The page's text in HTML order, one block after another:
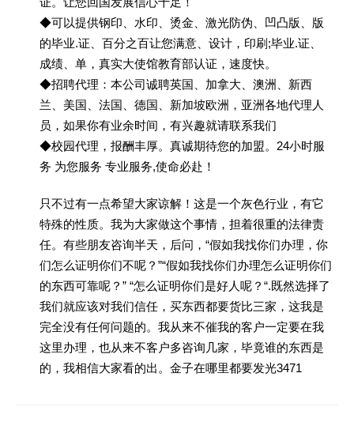
◆可以提供钢印、水印、烫金、激光防伪、凹凸版、版
的毕业.证、百分之百让您满意、设计，印刷;毕业.证、
成绩、单，真实大使馆教育部认证，速度快。
◆招聘代理：本公司诚聘英国、加拿大、澳洲、新西
兰、美国、法国、德国、新加坡欧洲，亚洲各地代理人
员，如果你有业余时间，有兴趣就请联系我们
◆校园代理，报酬丰厚。真诚期待您的加盟。24小时服
务 为您服务 专业服务,使命必赴！
只不过有一点希望大家谅解！这是一个灰色行业，有它
特殊的性质。我为大家做这个事情，担着很重的法律责
任。有些朋友咨询半天，后问，“假如我找你们办理，你
们怎么证明你们不呢？”“假如我找你们办理怎么证明你们
的东西可靠呢？” “怎么证明你们是好人呢？“.既然选择了
我们就应该对我们信任，买东西都要货比三家，这我是
完全没有任何问题的。我从来不催我的客户一定要在我
这里办理，也从来不客户多咨询几家，毕竟谁的东西是
的，我相信大家看的出。金子在哪里都要发光3471